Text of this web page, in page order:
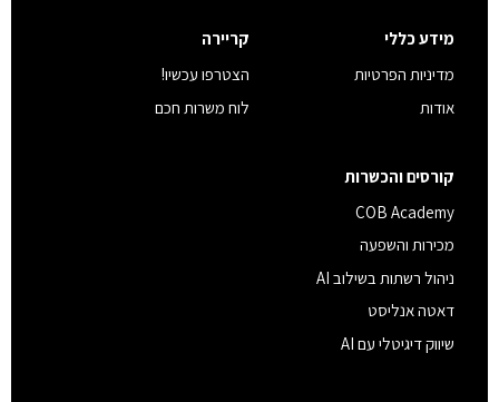
מידע כללי
מדיניות הפרטיות
אודות
קריירה
הצטרפו עכשיו!
לוח משרות חכם
קורסים והכשרות
COB Academy
מכירות והשפעה
ניהול רשתות בשילוב AI
דאטה אנליסט
שיווק דיגיטלי עם AI